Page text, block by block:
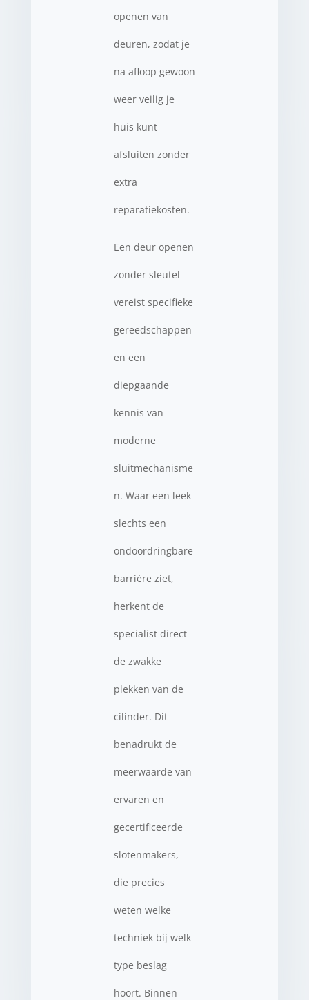
openen van
deuren, zodat je
na afloop gewoon
weer veilig je
huis kunt
afsluiten zonder
extra
reparatiekosten.
Een deur openen
zonder sleutel
vereist specifieke
gereedschappen
en een
diepgaande
kennis van
moderne
sluitmechanisme
n. Waar een leek
slechts een
ondoordringbare
barrière ziet,
herkent de
specialist direct
de zwakke
plekken van de
cilinder. Dit
benadrukt de
meerwaarde van
ervaren en
gecertificeerde
slotenmakers,
die precies
weten welke
techniek bij welk
type beslag
hoort. Binnen